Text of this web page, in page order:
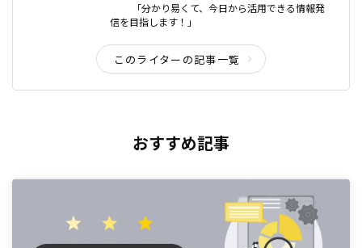
「分かり易くて、今日から活用できる情報発
信を目指します！」
このライターの記事一覧
おすすめ記事